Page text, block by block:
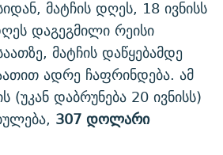
მატჩის დღეს, 18 ივნისს
დაგეგმილი რეისი
მატჩის დაწყებამდე
ადრე ჩაფრინდება. ამ
(უკან დაბრუნება 20 ივნისს)
307 დოლარი